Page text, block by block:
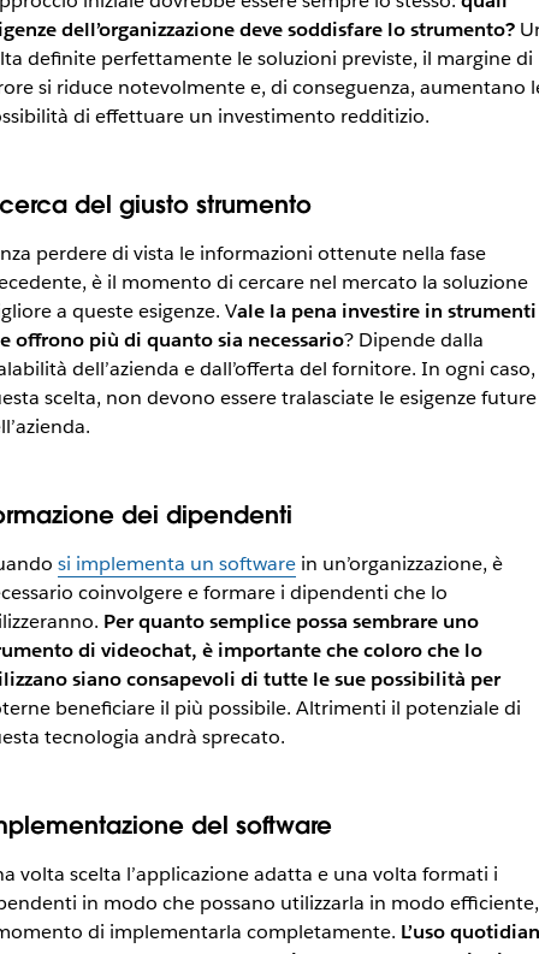
dell’organizzazione deve soddisfare lo strumento?
definite perfettamente le soluzioni previste, il margine di
si riduce notevolmente e, di conseguenza, aumentano
di effettuare un investimento redditizio.
del giusto strumento
perdere di vista le informazioni ottenute nella fase
è il momento di cercare nel mercato la soluzione
a queste esigenze. Vale la pena investire in strumenti
offrono più di quanto sia necessario? Dipende dalla
dell’azienda e dall’offerta del fornitore. In ogni
scelta, non devono essere tralasciate le esigenze future
dei dipendenti
si implementa un softwarein un’organizzazione, è
coinvolgere e formare i dipendenti che lo
Per quanto semplice possa sembrare uno
di videochat, è importante che coloro che lo
siano consapevoli di tutte le sue possibilità per
beneficiare il più possibile. Altrimenti il potenziale di
tecnologia andrà sprecato.
del software
volta scelta l’applicazione adatta e una volta formati i
in modo che possano utilizzarla in modo
di implementarla completamente. L’uso